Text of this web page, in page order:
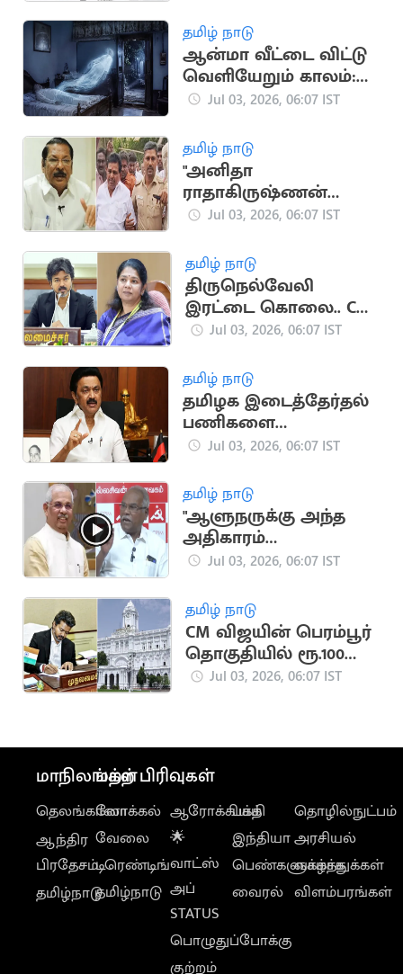
தமிழ் நாடு
ஆன்மா வீட்டை விட்டு
வெளியேறும் காலம்:
கருட புராணம் கூறும்
Jul 03, 2026, 06:07 IST
தமிழ் நாடு
"அனிதா
ராதாகிருஷ்ணன்
கைது
மானது".. RS பாரதி
Jul 03, 2026, 06:07 IST
தமிழ் நாடு
திருநெல்வேலி
இரட்டை கொலை.. CM
விஜய் மீது கனிமொழி
Jul 03, 2026, 06:07 IST
தமிழ் நாடு
தமிழக இடைத்தேர்தல்
பணிகளை
தொடங்கிய திமுக
Jul 03, 2026, 06:07 IST
தமிழ் நாடு
"ஆளுநருக்கு அந்த
அதிகாரம்
கிடையாது”.. CPIM
கண்டனம்
Jul 03, 2026, 06:07 IST
தமிழ் நாடு
CM விஜயின் பெரம்பூர்
தொகுதியில் ரூ.100
கோடியில் திட்டங்கள்
Jul 03, 2026, 06:07 IST
மாநிலங்கள்
தெலங்கானா
ஆந்திர
பிரதேசம்
தமிழ்நாடு
மற்ற பிரிவுகள்
லோக்கல்
வேலை
டிரெண்டிங்
தமிழ்நாடு
ஆரோக்கியம்
🌟
வாட்ஸ்
அப்
STATUS
பொழுதுப்போக்கு
குற்றம்
பக்தி
இந்தியா
பெண்களுக்காக
வைரல்
தொழில்நுட்பம்
அரசியல்
வாழ்த்துக்கள்
விளம்பரங்கள்